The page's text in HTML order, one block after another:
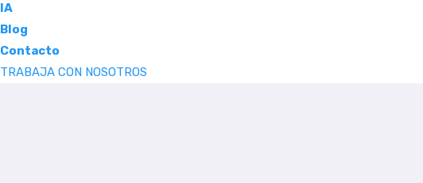
IA
Blog
Contacto
TRABAJA CON NOSOTROS